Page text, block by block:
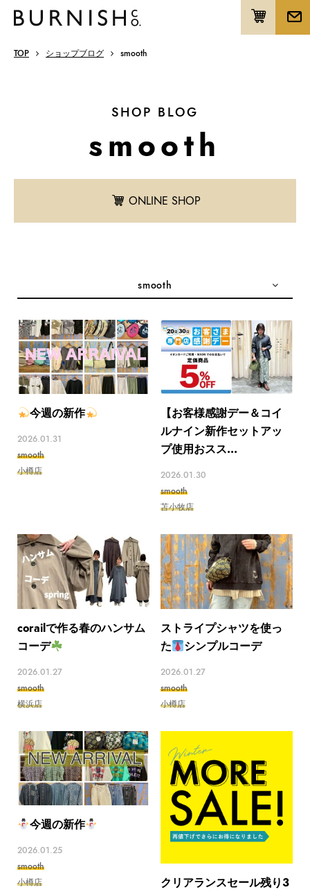
TOP ショップブログ smooth
SHOP BLOG
smooth
ONLINE SHOP
smooth
今週の新作
2026.01.31
smooth
小樽店
【お客様感謝デー＆コイ
ルナイン新作セットアッ
プ使用おスス...
2026.01.30
smooth
苫小牧店
corailで作る春のハンサム
コーデ
2026.01.27
smooth
横浜店
ストライプシャツを使っ
た
シンプルコーデ
2026.01.27
smooth
小樽店
今週の新作
2026.01.25
smooth
小樽店
クリアランスセール残り3